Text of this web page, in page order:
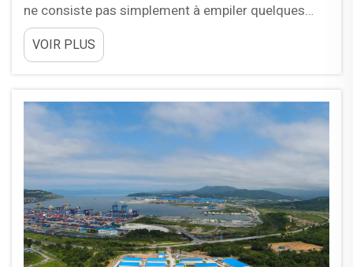
ne consiste pas simplement à empiler quelques
conteneurs afin d’obtenir un abri. Ce type de projet
exige une approche systématique permettant
d’équilibrer les besoins opérationnels immédiats
que…
VOIR PLUS